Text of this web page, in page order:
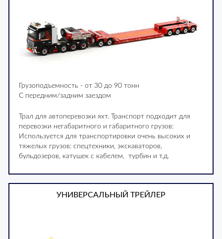
Грузоподъемность - от 30 до 90 тонн
С передним/задним заездом
Трал для автоперевозки яхт. Транспорт подходит для
перевозки негабаритного и габаритного грузов:
Используется для транспортировки очень высоких и
тяжелых грузов: спецтехники, экскаваторов,
бульдозеров, катушек с кабелем, турбин и т.д.
УНИВЕРСАЛЬНЫЙ ТРЕЙЛЕР